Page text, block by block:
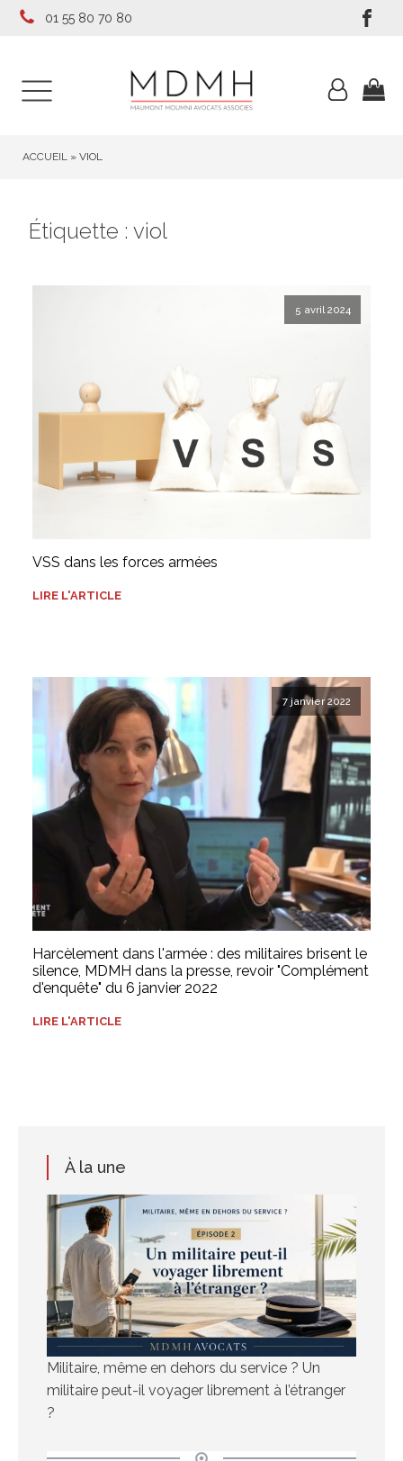
01 55 80 70 80
ACCUEIL » VIOL
Étiquette : viol
5 avril 2024
VSS dans les forces armées
LIRE L'ARTICLE
7 janvier 2022
Harcèlement dans l'armée : des militaires brisent le
silence, MDMH dans la presse, revoir "Complément
d'enquête" du 6 janvier 2022
LIRE L'ARTICLE
À la une
Militaire, même en dehors du service ? Un
militaire peut-il voyager librement à l’étranger
?